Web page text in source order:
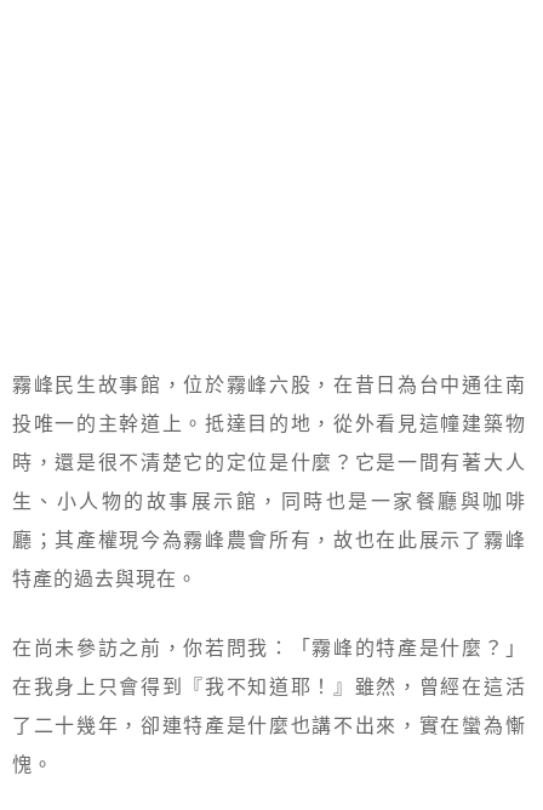
霧峰民生故事館，位於霧峰六股，在昔日為台中通往南
投唯一的主幹道上。抵達目的地，從外看見這幢建築物
時，還是很不清楚它的定位是什麼？它是一間有著大人
生、小人物的故事展示館，同時也是一家餐廳與咖啡
廳；其產權現今為霧峰農會所有，故也在此展示了霧峰
特產的過去與現在。
在尚未參訪之前，你若問我：「霧峰的特產是什麼？」
在我身上只會得到『我不知道耶！』雖然，曾經在這活
了二十幾年，卻連特產是什麼也講不出來，實在蠻為慚
愧。